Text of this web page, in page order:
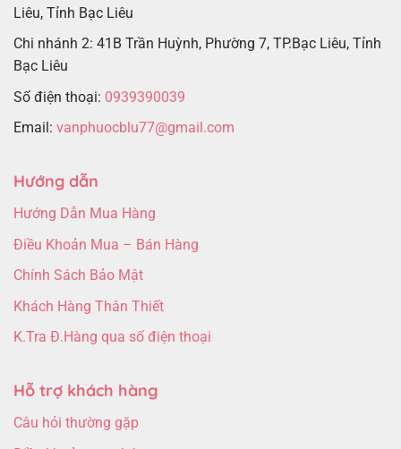
Liêu, Tỉnh Bạc Liêu
Chi nhánh 2: 41B Trần Huỳnh, Phường 7, TP.Bạc Liêu, Tỉnh
Bạc Liêu
Số điện thoại: 0939390039
Email: vanphuocblu77@gmail.com
Hướng dẫn
Hướng Dẫn Mua Hàng
Điều Khoản Mua – Bán Hàng
Chính Sách Bảo Mật
Khách Hàng Thân Thiết
K.Tra Đ.Hàng qua số điện thoại
Hỗ trợ khách hàng
Câu hỏi thường gặp